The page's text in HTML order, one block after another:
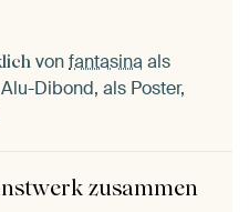
vonfantasina als
Dibond, als Poster,
zusammen